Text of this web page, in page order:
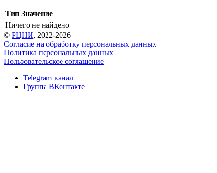
Тип Значение
Ничего не найдено
© РЦНИ, 2022-2026
Согласие на обработку персональных данных
Политика персональных данных
Пользовательское соглашение
Telegram-канал
Группа ВКонтакте